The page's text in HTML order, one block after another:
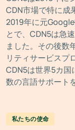
CDN市場で特に成
2019年に元
とで、CDN5は急
ました。その後数
リティサービスプ
CDN5は世界5カ
数の言語サポート
私たちの使命